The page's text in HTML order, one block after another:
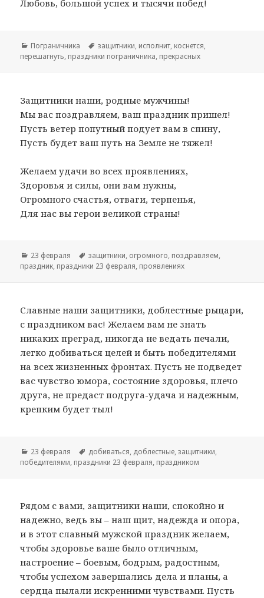
Любовь, большой успех и тысячи побед!
Рубрики
Пограничника Метки
защитники, исполнит, коснется,
перешагнуть, праздники пограничника, прекрасных
Защитники наши, родные мужчины!
Мы вас поздравляем, ваш праздник пришел!
Пусть ветер попутный подует вам в спину,
Пусть будет ваш путь на Земле не тяжел!
Желаем удачи во всех проявлениях,
Здоровья и силы, они вам нужны,
Огромного счастья, отваги, терпенья,
Для нас вы герои великой страны!
Рубрики
23 февраля Метки
защитники, огромного, поздравляем,
праздник, праздники 23 февраля, проявлениях
Славные наши защитники, доблестные рыцари,
с праздником вас! Желаем вам не знать
никаких преград, никогда не ведать печали,
легко добиваться целей и быть победителями
на всех жизненных фронтах. Пусть не подведет
вас чувство юмора, состояние здоровья, плечо
друга, не предаст подруга-удача и надежным,
крепким будет тыл!
Рубрики
23 февраля Метки
добиваться, доблестные,защитники,
победителями, праздники 23 февраля, праздником
Рядом с вами, защитники наши, спокойно и
надежно, ведь вы – наш щит, надежда и опора,
и в этот славный мужской праздник желаем,
чтобы здоровье ваше было отличным,
настроение – боевым, бодрым, радостным,
чтобы успехом завершались дела и планы, а
сердца пылали искренними чувствами. Пусть